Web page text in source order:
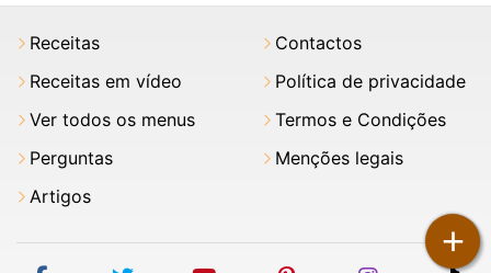
+
Receitas
Receitas em vídeo
Ver todos os menus
Perguntas
Artigos
Contactos
Política de privacidade
Termos e Condições
Menções legais